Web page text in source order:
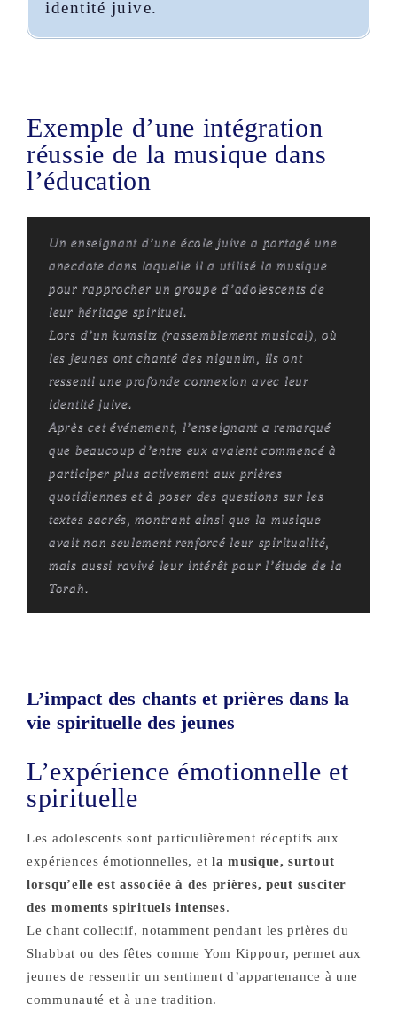
identité juive.
Exemple d’une intégration
réussie de la musique dans
l’éducation
Un enseignant d’une école juive a partagé une
anecdote dans laquelle il a utilisé la musique
pour rapprocher un groupe d’adolescents de
leur héritage spirituel.
Lors d’un kumsitz (rassemblement musical), où
les jeunes ont chanté des nigunim
, ils ont
ressenti une profonde connexion avec leur
identité juive.
Après cet événement, l’enseignant a remarqué
que beaucoup d’entre eux avaient commencé à
participer plus activement aux prières
quotidiennes et à poser des questions sur les
textes sacrés, montrant ainsi que la musique
avait non seulement renforcé leur spiritualité,
mais aussi ravivé leur intérêt pour l’étude de la
Torah.
L’impact des chants et prières dans la
vie spirituelle des jeunes
L’expérience émotionnelle et
spirituelle
Les adolescents sont particulièrement réceptifs aux
expériences émotionnelles, et la musique, surtout
lorsqu’elle est associée à des prières, peut susciter
des moments spirituels intenses.
Le chant collectif, notamment pendant les prières du
Shabbat ou des fêtes comme Yom Kippour, permet aux
jeunes de ressentir un sentiment d’appartenance à une
communauté et à une tradition.